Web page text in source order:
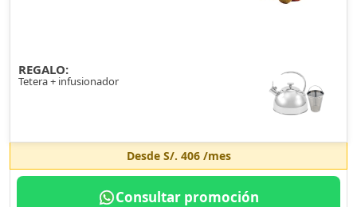
REGALO:
Tetera + infusionador
Desde S/. 406/mes
Consultar promoción